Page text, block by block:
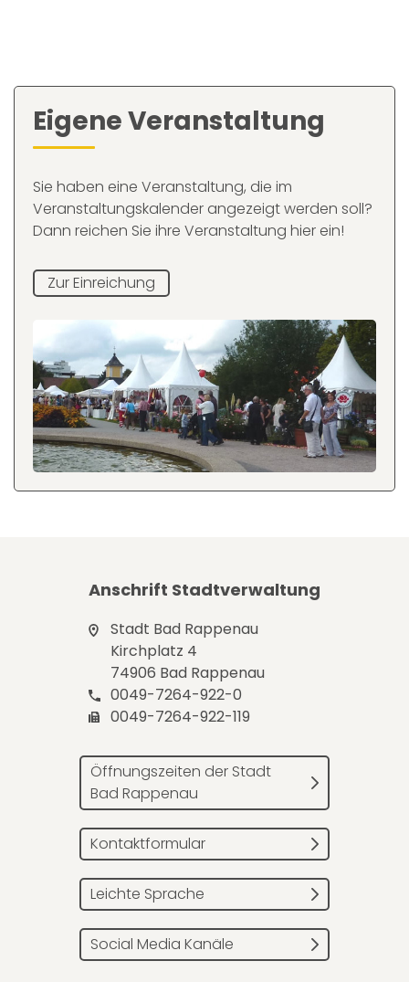
Eigene Veranstaltung
Sie haben eine Veranstaltung, die im
Veranstaltungskalender angezeigt werden soll?
Dann reichen Sie ihre Veranstaltung hier ein!
Zur Einreichung
Anschrift Stadtverwaltung
Stadt Bad Rappenau
Kirchplatz 4
74906 Bad Rappenau
0049-7264-922-0
0049-7264-922-119
Öffnungszeiten der Stadt
Bad Rappenau
Kontaktformular
Leichte Sprache
Social Media Kanäle